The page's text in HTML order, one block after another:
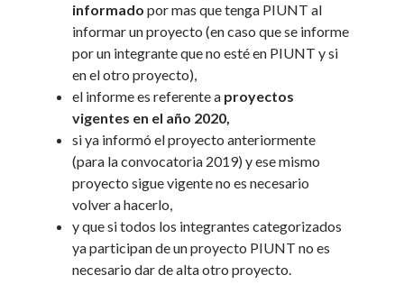
informado por mas que tenga PIUNT al
informar un proyecto (en caso que se informe
por un integrante que no esté en PIUNT y si
en el otro proyecto),
el informe es referente a proyectos
vigentes en el año 2020,
si ya informó el proyecto anteriormente
(para la convocatoria 2019) y ese mismo
proyecto sigue vigente no es necesario
volver a hacerlo,
y que si todos los integrantes categorizados
ya participan de un proyecto PIUNT no es
necesario dar de alta otro proyecto.